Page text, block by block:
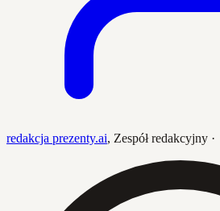
redakcja prezenty.ai, Zespół redakcyjny ·